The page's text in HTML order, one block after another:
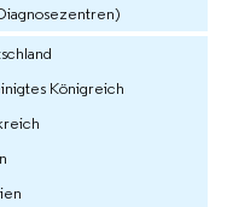
Königreich